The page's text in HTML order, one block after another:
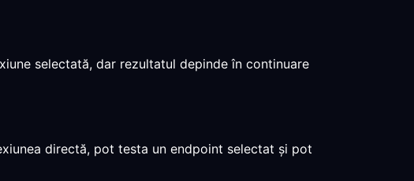
selectată, dar rezultatul depinde în continuare
directă, pot testa un endpoint selectat și pot